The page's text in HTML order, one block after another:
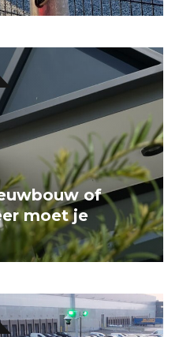
of
moet je